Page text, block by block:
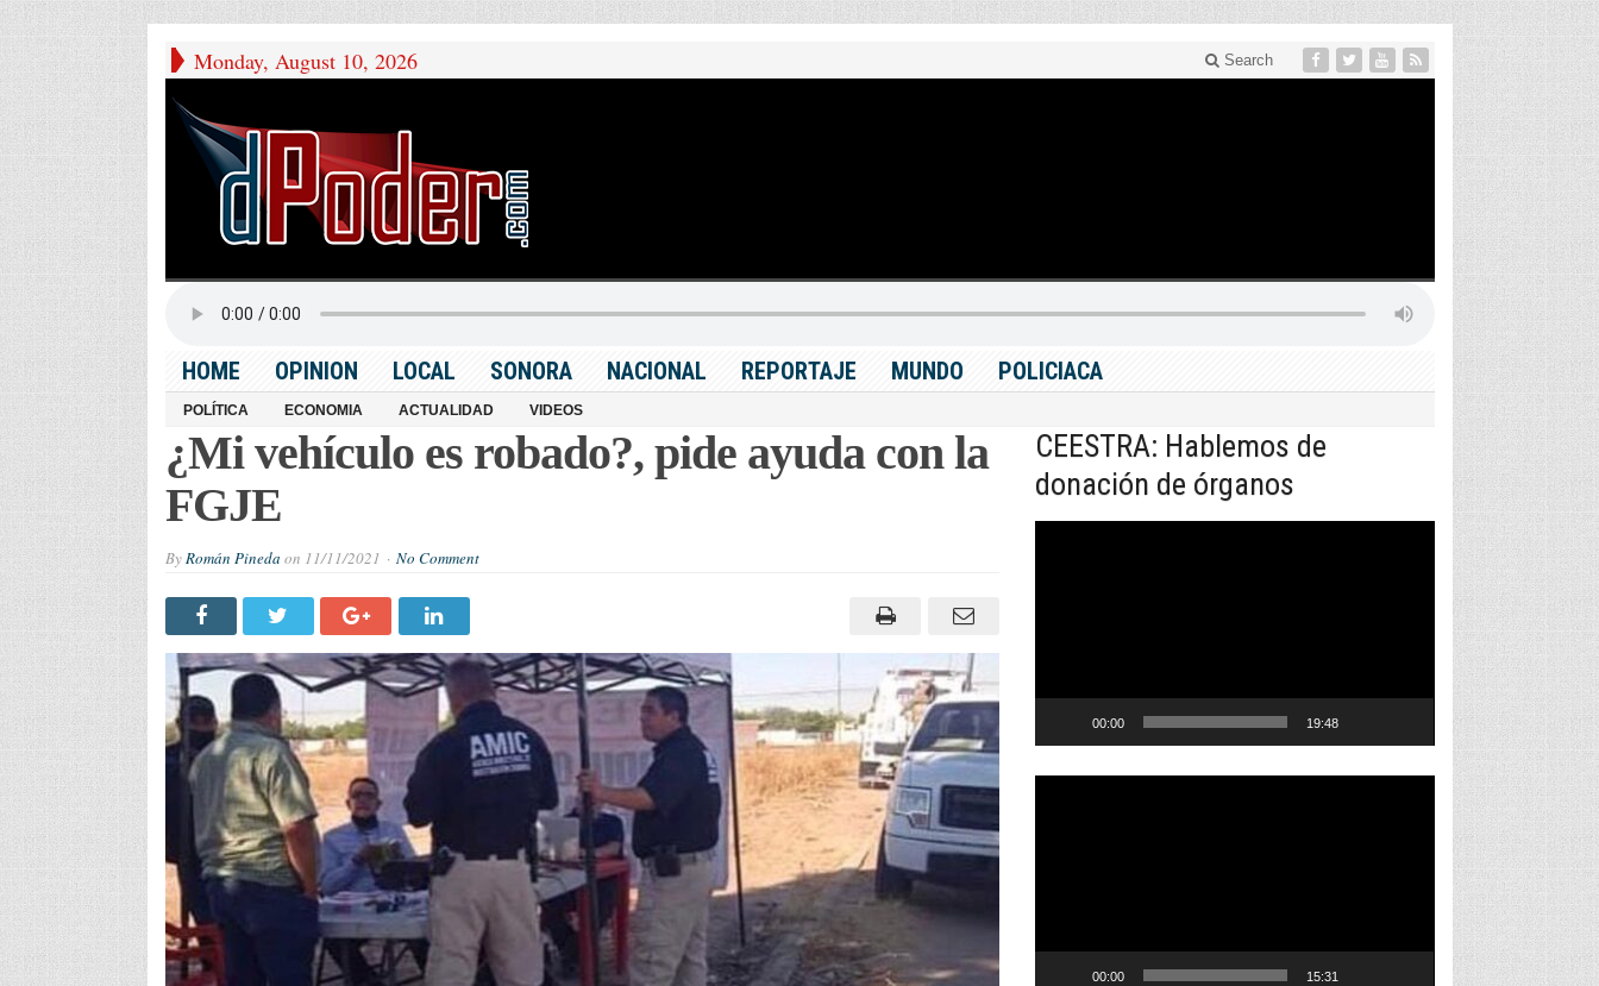
Monday, August 10, 2026 Search
HOME OPINION LOCAL SONORA NACIONAL REPORTAJE MUNDO POLICIACA
POLÍTICA ECONOMIA ACTUALIDAD VIDEOS
¿Mi vehículo es robado?, pide ayuda con la
FGJE
ByRomán Pineda on 11/11/2021 No Comment
CEESTRA: Hablemos de
donación de órganos
00:00 19:48
00:00 15:31